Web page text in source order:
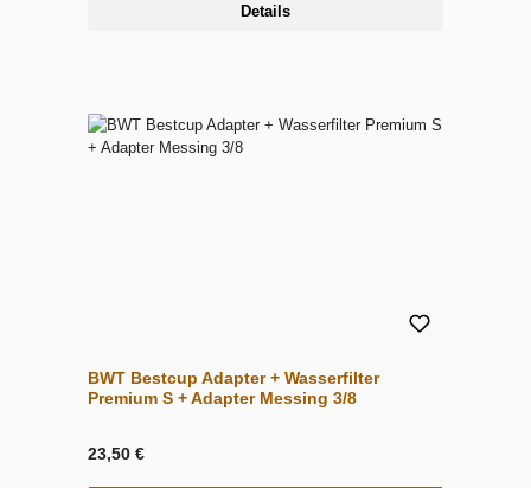
Details
BWT Bestcup Adapter + Wasserfilter
Premium S + Adapter Messing 3/8
23,50 €